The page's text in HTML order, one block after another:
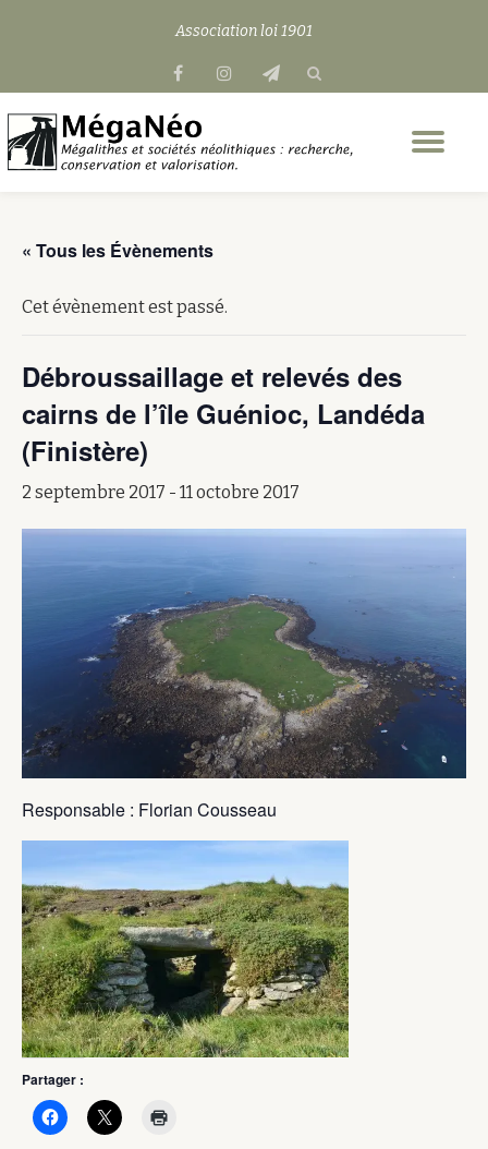
contenu
Association loi 1901
fa-
fa-
fa-
« Tous les Évènements
Cet évènement est passé.
Débroussaillage et relevés des
cairns de l’île Guénioc, Landéda
(Finistère)
2 septembre 2017 - 11 octobre 2017
Responsable : Florian Cousseau
Partager :